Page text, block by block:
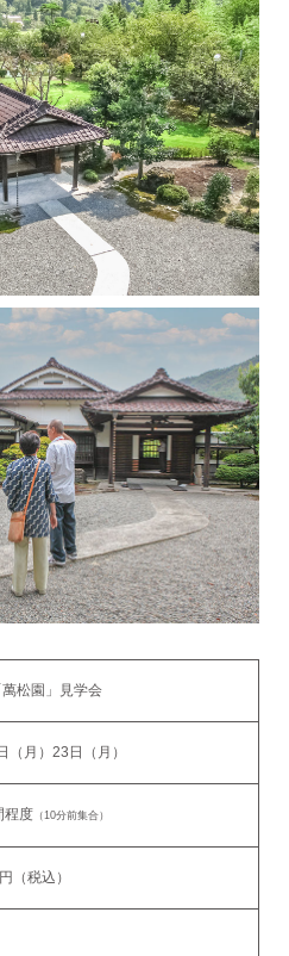
萬松園」見学会
（月）23日（月）
程度 （10分前集合）
（税込）